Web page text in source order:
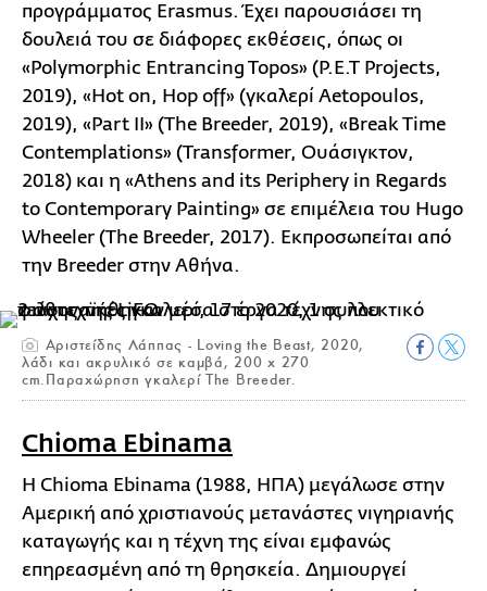
προγράμματος Erasmus. Έχει παρουσιάσει τη
δουλειά του σε διάφορες εκθέσεις, όπως οι
«Polymorphic Entrancing Topos» (P.E.T Projects,
2019), «Hot on, Hop off» (γκαλερί Aetopoulos,
2019), «Part II» (The Breeder, 2019), «Break Time
Contemplations» (Transformer, Ουάσιγκτον,
2018) και η «Athens and its Periphery in Regards
to Contemporary Painting» σε επιμέλεια του Hugo
Wheeler (The Breeder, 2017). Eκπροσωπείται από
την Breeder στην Αθήνα.
Αριστείδης Λάππας - Loving the Beast, 2020,
λάδι και ακρυλικό σε καμβά, 200 x 270
cm.Παραχώρηση γκαλερί The Breeder.
Chioma Ebinama
Η Chioma Ebinama (1988, ΗΠΑ) μεγάλωσε στην
Αμερική από χριστιανούς μετανάστες νιγηριανής
καταγωγής και η τέχνη της είναι εμφανώς
επηρεασμένη από τη θρησκεία. Δημιουργεί